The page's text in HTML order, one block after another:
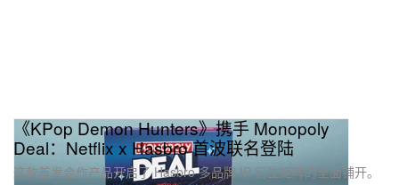
《KPop Demon Hunters》携手 Monopoly
Deal：Netflix x Hasbro 首波联名登陆
这款首发合作产品开启了 Hasbro 多品牌 IP 衍生矩阵的全面铺开。